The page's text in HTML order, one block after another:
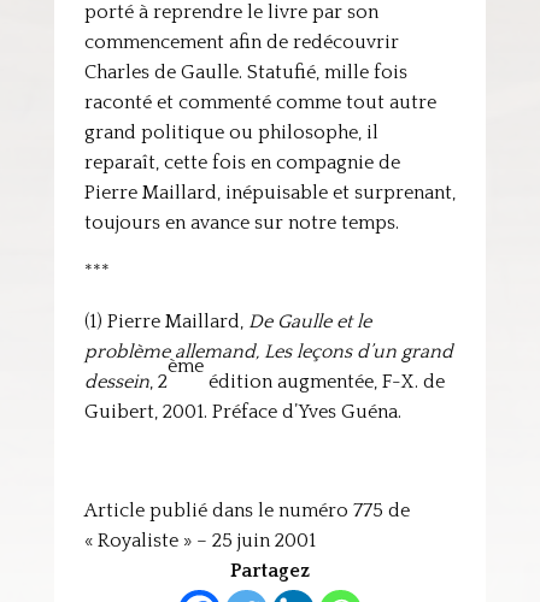
porté à reprendre le livre par son
commencement afin de redécouvrir
Charles de Gaulle. Statufié, mille fois
raconté et commenté comme tout autre
grand politique ou philosophe, il
reparaît, cette fois en compagnie de
Pierre Maillard, inépuisable et surprenant,
toujours en avance sur notre temps.
***
(1) Pierre Maillard, De Gaulle et le
problème allemand, Les leçons d’un grand
dessein, 2
ème
édition augmentée, F-X. de
Guibert, 2001. Préface d’Yves Guéna.
Article publié dans le numéro 775 de
« Royaliste » – 25 juin 2001
Partagez